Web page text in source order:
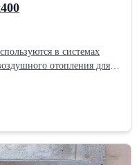
в системах
отопления для
собой
ламелями и